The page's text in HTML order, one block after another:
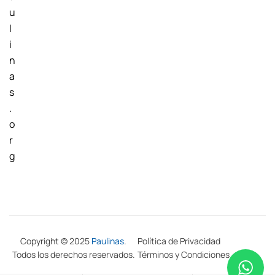
u
l
i
n
a
s
.
o
r
g
Copyright © 2025 Paulinas.
Todos los derechos reservados.
Política de Privacidad
Términos y Condiciones